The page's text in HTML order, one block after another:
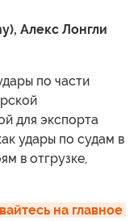
Алекс Лонгли
по части
для экспорта
удары по судам в
в отгрузке,
на главное